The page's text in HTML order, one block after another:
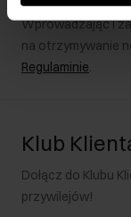
Wprowadzając i
na otrzymywanie
Regulaminie.
Klub
Dołącz do Klubu
przywilejów!